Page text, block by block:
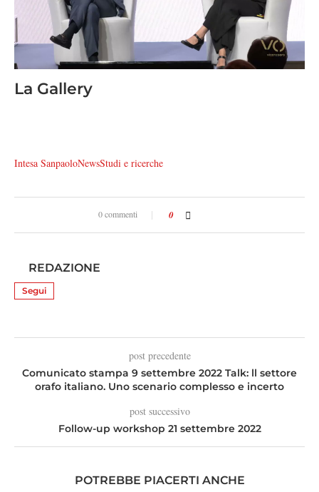
La Gallery
Intesa SanpaoloNewsStudi e ricerche
0 commenti 0
REDAZIONE
Segui
post precedente
Comunicato stampa 9 settembre 2022 Talk: ll settore
orafo italiano. Uno scenario complesso e incerto
post successivo
Follow-up workshop 21 settembre 2022
POTREBBE PIACERTI ANCHE